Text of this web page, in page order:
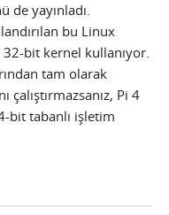
yayınladı.
bu Linux
bit kernel kullanıyor.
tam olarak
çalıştırmazsanız, Pi 4
bit tabanlı işletim